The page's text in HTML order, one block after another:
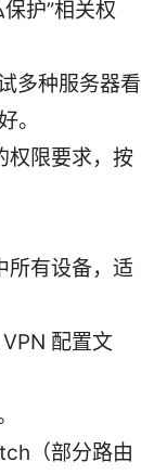
护”相关权
多种服务器看
。
权限要求，按
所有设备，适
配置文
（部分路由